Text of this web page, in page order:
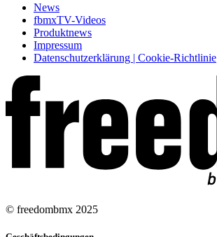
News
fbmxTV-Videos
Produktnews
Impressum
Datenschutzerklärung | Cookie-Richtlinie
© freedombmx 2025